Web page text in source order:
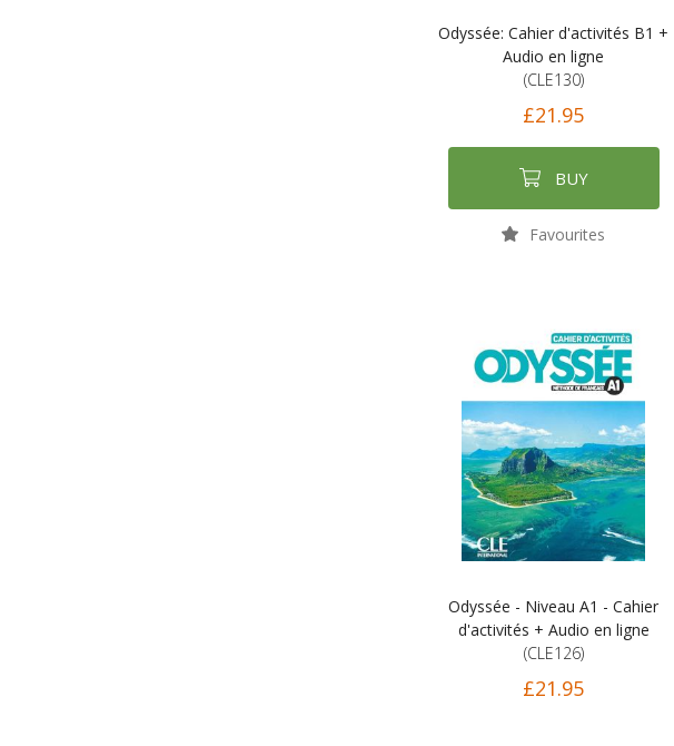
Odyssée: Cahier d'activités B1 +
Audio en ligne
(CLE130)
£21.95
BUY
Favourites
Odyssée - Niveau A1 - Cahier
d'activités + Audio en ligne
(CLE126)
£21.95